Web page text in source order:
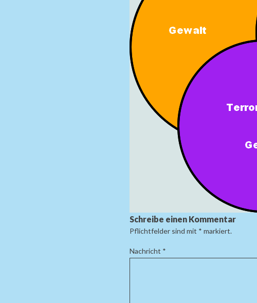
Schreibe einen Kommentar
Pflichtfelder sind mit * markiert.
Nachricht *